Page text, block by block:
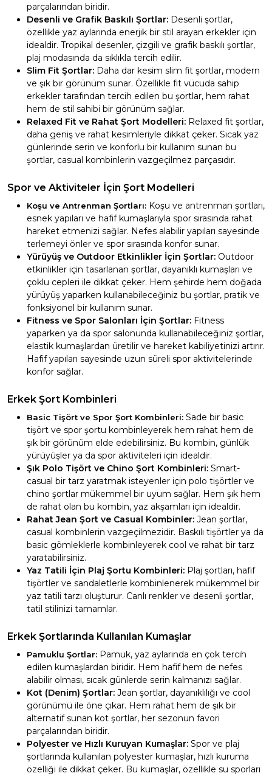
parçalarından biridir.
Desenli ve Grafik Baskılı Şortlar: Desenli şortlar,
özellikle yaz aylarında enerjik bir stil arayan erkekler için
idealdir. Tropikal desenler, çizgili ve grafik baskılı şortlar,
plaj modasında da sıklıkla tercih edilir.
Slim Fit Şortlar: Daha dar kesim slim fit şortlar, modern
ve şık bir görünüm sunar. Özellikle fit vücuda sahip
erkekler tarafından tercih edilen bu şortlar, hem rahat
hem de stil sahibi bir görünüm sağlar.
Relaxed Fit ve Rahat Şort Modelleri: Relaxed fit şortlar,
daha geniş ve rahat kesimleriyle dikkat çeker. Sıcak yaz
günlerinde serin ve konforlu bir kullanım sunan bu
şortlar, casual kombinlerin vazgeçilmez parçasıdır.
Spor ve Aktiviteler İçin Şort Modelleri
Koşu ve Antrenman Şortları: Koşu ve antrenman şortları,
esnek yapıları ve hafif kumaşlarıyla spor sırasında rahat
hareket etmenizi sağlar. Nefes alabilir yapıları sayesinde
terlemeyi önler ve spor sırasında konfor sunar.
Yürüyüş ve Outdoor Etkinlikler İçin Şortlar: Outdoor
etkinlikler için tasarlanan şortlar, dayanıklı kumaşları ve
çoklu cepleri ile dikkat çeker. Hem şehirde hem doğada
yürüyüş yaparken kullanabileceğiniz bu şortlar, pratik ve
fonksiyonel bir kullanım sunar.
Fitness ve Spor Salonları İçin Şortlar: Fitness
yaparken ya da spor salonunda kullanabileceğiniz şortlar,
elastik kumaşlardan üretilir ve hareket kabiliyetinizi artırır.
Hafif yapıları sayesinde uzun süreli spor aktivitelerinde
konfor sağlar.
Erkek Şort Kombinleri
Basic Tişört ve Spor Şort Kombinleri: Sade bir basic
tişört ve spor şortu kombinleyerek hem rahat hem de
şık bir görünüm elde edebilirsiniz. Bu kombin, günlük
yürüyüşler ya da spor aktiviteleri için idealdir.
Şık Polo Tişört ve Chino Şort Kombinleri: Smart-
casual bir tarz yaratmak isteyenler için polo tişörtler ve
chino şortlar mükemmel bir uyum sağlar. Hem şık hem
de rahat olan bu kombin, yaz akşamları için idealdir.
Rahat Jean Şort ve Casual Kombinler: Jean şortlar,
casual kombinlerin vazgeçilmezidir. Baskılı tişörtler ya da
basic gömleklerle kombinleyerek cool ve rahat bir tarz
yaratabilirsiniz.
Yaz Tatili İçin Plaj Şortu Kombinleri: Plaj şortları, hafif
tişörtler ve sandaletlerle kombinlenerek mükemmel bir
yaz tatili tarzı oluşturur. Canlı renkler ve desenli şortlar,
tatil stilinizi tamamlar.
Erkek Şortlarında Kullanılan Kumaşlar
Pamuklu Şortlar: Pamuk, yaz aylarında en çok tercih
edilen kumaşlardan biridir. Hem hafif hem de nefes
alabilir olması, sıcak günlerde serin kalmanızı sağlar.
Kot (Denim) Şortlar: Jean şortlar, dayanıklılığı ve cool
görünümü ile öne çıkar. Hem rahat hem de şık bir
alternatif sunan kot şortlar, her sezonun favori
parçalarından biridir.
Polyester ve Hızlı Kuruyan Kumaşlar: Spor ve plaj
şortlarında kullanılan polyester kumaşlar, hızlı kuruma
özelliği ile dikkat çeker. Bu kumaşlar, özellikle su sporları